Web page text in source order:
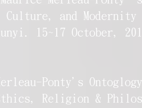
and Modernity
15~17 October,
Ponty's
Religion &